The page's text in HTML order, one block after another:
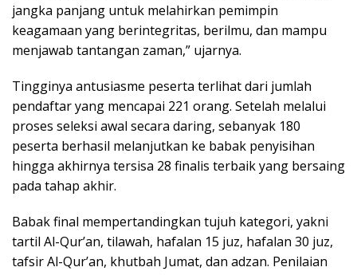
jangka panjang untuk melahirkan pemimpin
keagamaan yang berintegritas, berilmu, dan mampu
menjawab tantangan zaman,” ujarnya.
Tingginya antusiasme peserta terlihat dari jumlah
pendaftar yang mencapai 221 orang. Setelah melalui
proses seleksi awal secara daring, sebanyak 180
peserta berhasil melanjutkan ke babak penyisihan
hingga akhirnya tersisa 28 finalis terbaik yang bersaing
pada tahap akhir.
Babak final mempertandingkan tujuh kategori, yakni
tartil Al-Qur’an, tilawah, hafalan 15 juz, hafalan 30 juz,
tafsir Al-Qur’an, khutbah Jumat, dan adzan. Penilaian